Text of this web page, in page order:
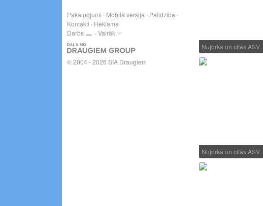
Pakalpojumi Mobilā versija
Palīdzība
Kontakti
Reklāma
Darbs
Vairāk
© 2004 - 2026 SIA Draugiem
Ņujorkā un citās ASV…
Ņujorkā un citās ASV…